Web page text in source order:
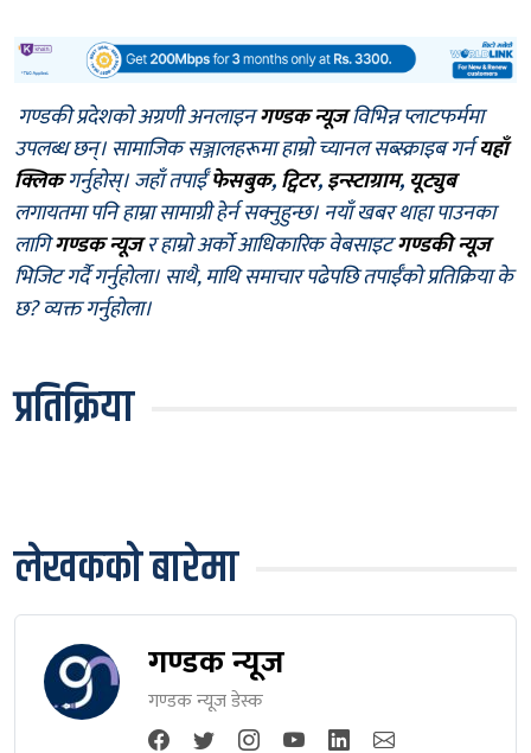
गण्डकी प्रदेशको अग्रणी अनलाइनगण्डक न्यूजविभिन्न प्लाटफर्ममा
उपलब्ध छन्। सामाजिक सञ्जालहरूमा हाम्रो च्यानल सब्स्क्राइब गर्नयहाँ
क्लिकगर्नुहोस्। जहाँ तपाईँफेसबुक,ट्विटर,इन्स्टाग्राम, यूट्युब
लगायतमा पनि हाम्रा सामाग्री हेर्न सक्नुहुन्छ। नयाँ खबर थाहा पाउनका
लागिगण्डक न्यूजर हाम्रो अर्को आधिकारिक वेबसाइटगण्डकी न्यूज
भिजिट गर्दै गर्नुहोला। साथै, माथि समाचार पढेपछि तपाईँको प्रतिक्रिया के
छ? व्यक्त गर्नुहोला।
प्रतिक्रिया
लेखकको बारेमा
गण्डक न्यूज
गण्डक न्यूज डेस्क